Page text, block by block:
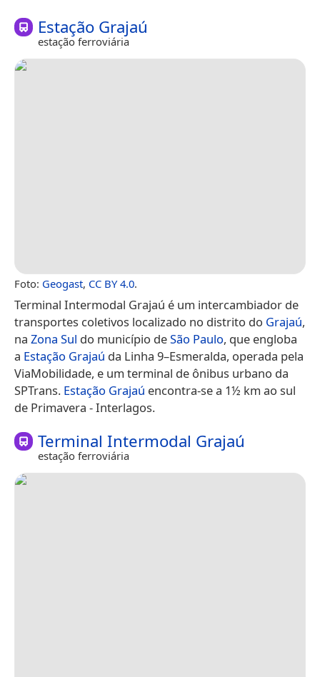
Estação Grajaú
estação ferroviária
Foto: Geogast, CC BY 4.0.
Terminal Intermodal Grajaú é um intercambiador de
transportes coletivos localizado no distrito do Grajaú,
na Zona Sul do município deSão Paulo, que engloba
a Estação Grajaú da Linha 9–Esmeralda, operada pela
ViaMobilidade, e um terminal de ônibus urbano da
SPTrans. Estação Grajaú encontra-se a 1½ km ao sul
de Primavera - Interlagos.
Terminal Intermodal Grajaú
estação ferroviária